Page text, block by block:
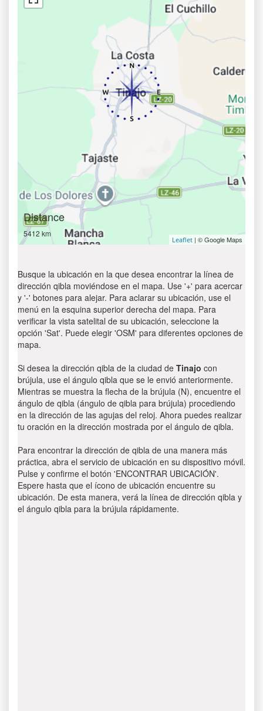
Distance
5412 km
Leaflet | © Google Maps
Busque la ubicación en la que desea encontrar la línea de
dirección qibla moviéndose en el mapa. Use '+' para acercar
y '-' botones para alejar. Para aclarar su ubicación, use el
menú en la esquina superior derecha del mapa. Para
verificar la vista satelital de su ubicación, seleccione la
opción 'Sat'. Puede elegir 'OSM' para diferentes opciones de
mapa.
Si desea la dirección qibla de la ciudad de Tinajo con
brújula, use el ángulo qibla que se le envió anteriormente.
Mientras se muestra la flecha de la brújula (N), encuentre el
ángulo de qibla (ángulo de qibla para brújula) procediendo
en la dirección de las agujas del reloj. Ahora puedes realizar
tu oración en la dirección mostrada por el ángulo de qibla.
Para encontrar la dirección de qibla de una manera más
práctica, abra el servicio de ubicación en su dispositivo móvil.
Pulse y confirme el botón 'ENCONTRAR UBICACIÓN'.
Espere hasta que el ícono de ubicación encuentre su
ubicación. De esta manera, verá la línea de dirección qibla y
el ángulo qibla para la brújula rápidamente.